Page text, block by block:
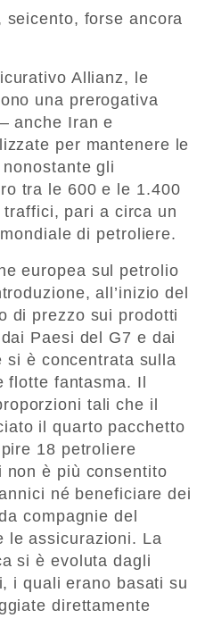
seicento, forse ancora
Allianz, le
una prerogativa
anche Iran e
per mantenere le
gli
tra le 600 e le 1.400
pari a circa un
di petroliere.
europea sul petrolio
all’inizio del
di prezzo sui prodotti
Paesi del G7 e dai
si è concentrata sulla
flotte fantasma. Il
tali che il
il quarto pacchetto
18 petroliere
non è più consentito
né beneficiare dei
compagnie del
le assicurazioni. La
si è evoluta dagli
i quali erano basati su
direttamente